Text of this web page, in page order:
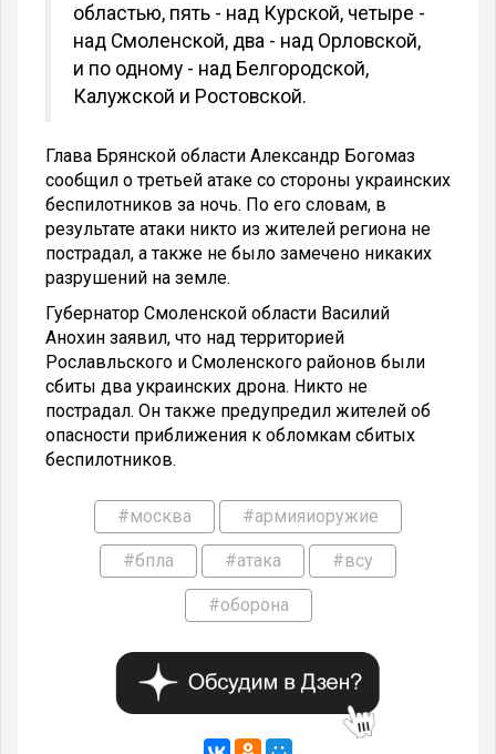
областью, пять - над Курской, четыре -
над Смоленской, два - над Орловской,
и по одному - над Белгородской,
Калужской и Ростовской.
Глава Брянской области Александр Богомаз
сообщил о третьей атаке со стороны украинских
беспилотников за ночь. По его словам, в
результате атаки никто из жителей региона не
пострадал, а также не было замечено никаких
разрушений на земле.
Губернатор Смоленской области Василий
Анохин заявил, что над территорией
Рославльского и Смоленского районов были
сбиты два украинских дрона. Никто не
пострадал. Он также предупредил жителей об
опасности приближения к обломкам сбитых
беспилотников.
#москва #армияиоружие
#бпла #атака #всу
#оборона